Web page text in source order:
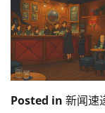
Posted in 新闻速